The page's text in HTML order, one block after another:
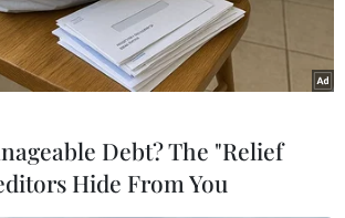
Debt? The "Relief
Hide From You